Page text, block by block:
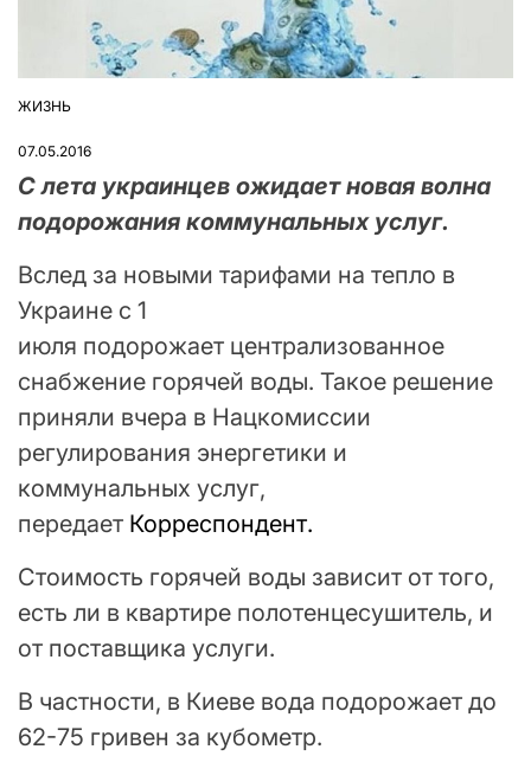
ОПУБЛІКУВАТИ
ЖИЗНЬ
07.05.2016
С лета украинцев ожидает новая волна
подорожания коммунальных услуг.
Вслед за новыми тарифами на тепло в
Украине с 1
июля подорожает централизованное
снабжение горячей воды. Такое решение
приняли вчера в Нацкомиссии
регулирования энергетики и
коммунальных услуг,
передает Корреспондент.
Стоимость горячей воды зависит от того,
есть ли в квартире полотенцесушитель, и
от поставщика услуги.
В частности, в Киеве вода подорожает до
62-75 гривен за кубометр.